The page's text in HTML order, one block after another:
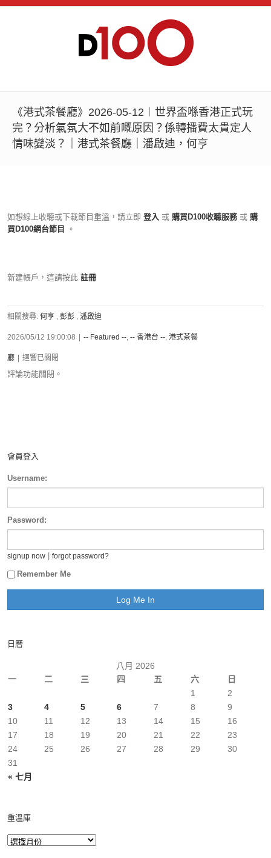
《港式茶餐廳》2026-05-12︱世界盃喺香港正式玩
完？分析氣氛大不如前嘅原因？係轉播費太貴定人
情味變淡？｜港式茶餐廳｜潘啟迪，何亨
如想線上收聽或下載節目重溫，請立即 登入 或 購買D100收聽服務 或 購
買D100網台節目
。
新建帳戶，這請按此 註冊
相關搜尋: 何亨 , 彭彭 , 潘啟迪
2026/05/12 19:00:08 -- Featured --, -- 香港台 --, 港式茶餐
廳 迴響已關閉
評論功能關閉。
會員登入
Username:
Password:
signup now forgot password?
Remember Me
日曆
八月 2026
一
二 三 四 五 六 日
« 七月
1
2
3
4 5 6 7 8
9
10
11 12 13 14 15
16
17
18 19 20 21 22
23
24
25 26 27 28 29
30
31
重溫庫